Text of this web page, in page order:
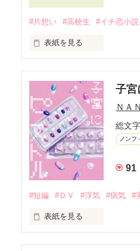
#片想い #高校生 #イチ恋小説
表紙を見る
わかっていても
どうしようもなく
アナタのことが好きな
☆.｡.:*･ﾟ☆.｡.:*･ﾟ☆.｡.:*･ﾟ☆
片桐 桜綾
(ｶﾀｷﾞﾘ ｻﾔ)
一途に魁のことが好き
子宮
ＮＡ
総文
ノンフ
91
#短編 #ＤＶ #浮気 #病気 #
表紙を見る